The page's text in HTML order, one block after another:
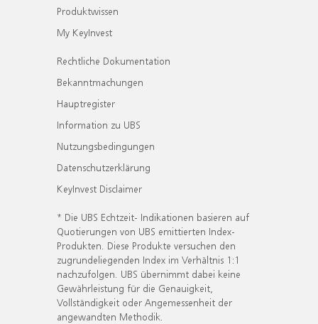
Produktwissen
My KeyInvest
Rechtliche Dokumentation
Bekanntmachungen
Hauptregister
Information zu UBS
Nutzungsbedingungen
Datenschutzerklärung
KeyInvest Disclaimer
* Die UBS Echtzeit- Indikationen basieren auf
Quotierungen von UBS emittierten Index-
Produkten. Diese Produkte versuchen den
zugrundeliegenden Index im Verhältnis 1:1
nachzufolgen. UBS übernimmt dabei keine
Gewährleistung für die Genauigkeit,
Vollständigkeit oder Angemessenheit der
angewandten Methodik.